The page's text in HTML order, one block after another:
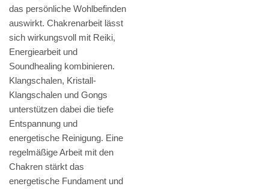
das persönliche Wohlbefinden
auswirkt. Chakrenarbeit lässt
sich wirkungsvoll mit Reiki,
Energiearbeit und
Soundhealing kombinieren.
Klangschalen, Kristall-
Klangschalen und Gongs
unterstützen dabei die tiefe
Entspannung und
energetische Reinigung. Eine
regelmäßige Arbeit mit den
Chakren stärkt das
energetische Fundament und